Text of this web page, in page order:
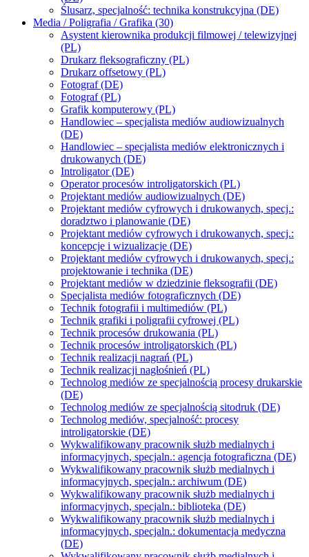
Ślusarz, specjalność: technika konstrukcyjna (DE)
Media / Poligrafia / Grafika (30)
Asystent kierownika produkcji filmowej / telewizyjnej
(PL)
Drukarz fleksograficzny (PL)
Drukarz offsetowy (PL)
Fotograf (DE)
Fotograf (PL)
Grafik komputerowy (PL)
Handlowiec – specjalista mediów audiowizualnych
(DE)
Handlowiec – specjalista mediów elektronicznych i
drukowanych (DE)
Introligator (DE)
Operator procesów introligatorskich (PL)
Projektant mediów audiowizualnych (DE)
Projektant mediów cyfrowych i drukowanych, specj.:
doradztwo i planowanie (DE)
Projektant mediów cyfrowych i drukowanych, specj.:
koncepcje i wizualizacje (DE)
Projektant mediów cyfrowych i drukowanych, specj.:
projektowanie i technika (DE)
Projektant mediów w dziedzinie fleksografii (DE)
Specjalista mediów fotograficznych (DE)
Technik fotografii i multimediów (PL)
Technik grafiki i poligrafii cyfrowej (PL)
Technik procesów drukowania (PL)
Technik procesów introligatorskich (PL)
Technik realizacji nagrań (PL)
Technik realizacji nagłośnień (PL)
Technolog mediów ze specjalnością procesy drukarskie
(DE)
Technolog mediów ze specjalnością sitodruk (DE)
Technolog mediów, specjalność: procesy
introligatorskie (DE)
Wykwalifikowany pracownik służb medialnych i
informacyjnych, specjaln.: agencja fotograficzna (DE)
Wykwalifikowany pracownik służb medialnych i
informacyjnych, specjaln.: archiwum (DE)
Wykwalifikowany pracownik służb medialnych i
informacyjnych, specjaln.: biblioteka (DE)
Wykwalifikowany pracownik służb medialnych i
informacyjnych, specjaln.: dokumentacja medyczna
(DE)